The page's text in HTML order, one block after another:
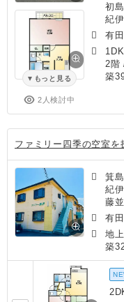
もっと見る
2人検討中
初
紀
有
1DK
2階
築
ファミリー四季の空室を
箕
紀
藤
有
地
築